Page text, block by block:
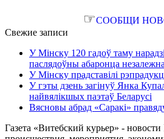
☞СООБЩИ
Свежие записи
У Мінску 120 гадоў таму
паслядоўны абаронца
У Мінску прадставілі
У гэты дзень загінуў Янка
найвялікшых паэтаў Беларусі
Вясновы абрад «Саракі»
Газета «Витебский курьер» -